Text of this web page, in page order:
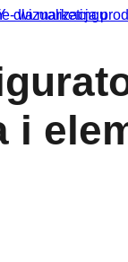
dla marketingu
i